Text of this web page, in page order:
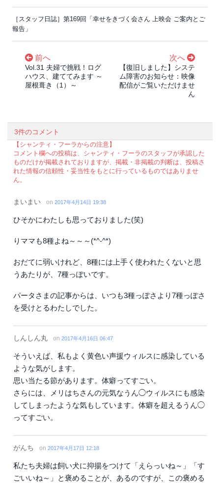
［スタッフ日誌］第169回「幸せをきづく会さん 上映会 ご案内とご
報告」
前へ
Vol.31 夫婦で挑戦！ログ
ハウス、建ててみます ～
屋根葺き（1）～
次へ
【復旧しました】システ
ム障害のお知らせ：映像
配信がご覧いただけませ
ん
3件のコメント
【シャンティ・フーラからの注意】
コメント欄への投稿は、シャンティ・フーラのスタッフが承認した
ものだけが掲載されておりますが、掲載・非掲載の判断は、投稿さ
れた情報の信頼性・妥当性をもとに行っているものではありませ
ん。
まいまい on 2017年4月14日 19:38
ひそかにわたしも思っておりました(笑)
りママも8種よね～～～(*^-^*)
おだてに弱いけれど、8種には上手く使われたくないと思
うあたりが、7種っぽいです。
パータさまの記事からは、いつも3種っぽさより7種っぽさ
を受けとるわたしでした。
しんしん丸 on 2017年4月16日 06:47
そういえば、私もよく黄色い声援ウィルスに感染している
ような気がします。
思い当たる節があります。体癖ってすごい。
さらには、メリはちさんの元気なうん◯ウィルスにも感染
してしまったような気もしています。体癖を超えるうん◯
ってすごい。
がんち on 2017年4月17日 12:18
私たち夫婦は飼い犬に抑揚をつけて「えらっいね～」「す
ごいいね～」と褒めることが、あるのですが、この褒める